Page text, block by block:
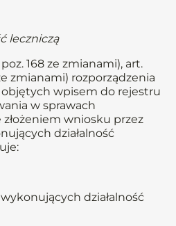
leczniczą
168 ze zmianami), art.
zmianami) rozporządzenia
objętych wpisem do rejestru
w sprawach
wniosku przez
działalność
działalność